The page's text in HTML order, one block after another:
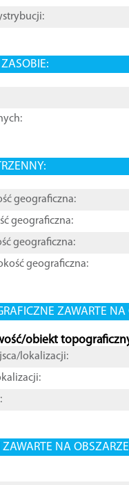
geograficzna:
geograficzna:
geograficzna:
geograficzna:
ZAWARTE
obiekt
lokalizacji:
ZAWARTE NA